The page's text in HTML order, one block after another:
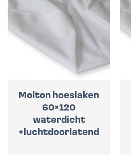
Molton hoeslaken
60×120
waterdicht
+luchtdoorlatend